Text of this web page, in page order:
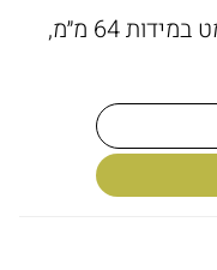
ידיות קונכיה דגם 9081 זהב מט במידות 64 מ״מ,